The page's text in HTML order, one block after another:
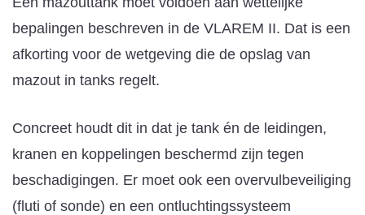
bepalingen beschreven in de VLAREM II. Dat is een
afkorting voor de wetgeving die de opslag van
mazout in tanks regelt.
Concreet houdt dit in dat je tank én de leidingen,
kranen en koppelingen beschermd zijn tegen
beschadigingen. Er moet ook een overvulbeveiliging
(fluti of sonde) en een ontluchtingssysteem